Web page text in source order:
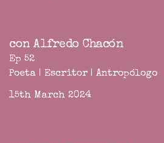
con Alfredo Chacón
Ep 52
Poeta | Escritor | Antropólogo
15th March 2024